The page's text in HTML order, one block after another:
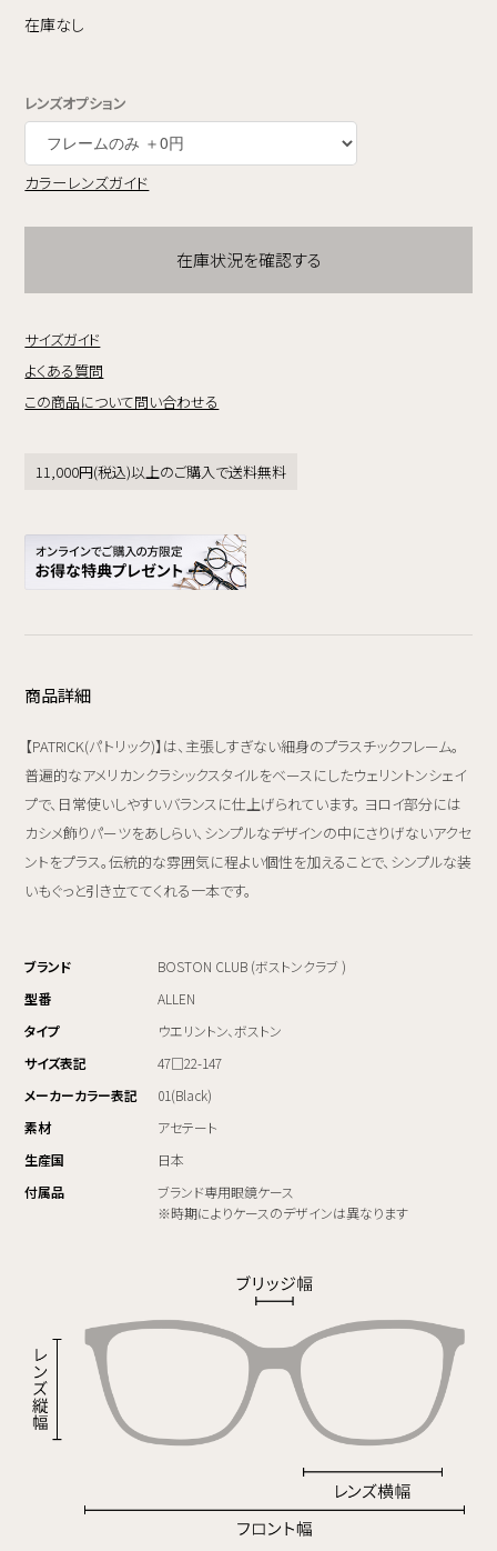
在庫なし
レンズオプション
カラーレンズガイド
在庫状況を確認する
サイズガイド
よくある質問
この商品について問い合わせる
11,000円(税込)以上のご購入で送料無料
商品詳細
【PATRICK(パトリック)】は、主張しすぎない細身のプラスチックフレーム。
普遍的なアメリカンクラシックスタイルをベースにしたウェリントンシェイ
プで、日常使いしやすいバランスに仕上げられています。 ヨロイ部分には
カシメ飾りパーツをあしらい、シンプルなデザインの中にさりげないアクセ
ントをプラス。伝統的な雰囲気に程よい個性を加えることで、シンプルな装
いもぐっと引き立ててくれる一本です。
ブランド
BOSTON CLUB (ボストンクラブ )
型番
ALLEN
タイプ
ウエリントン、ボストン
サイズ表記
47□22-147
メーカーカラー表記
01(Black)
素材
アセテート
生産国
日本
付属品
ブランド専用眼鏡ケース
※時期によりケースのデザインは異なります